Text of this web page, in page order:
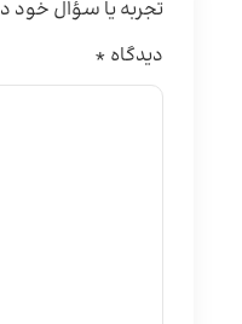
تجربه یا سؤال خود
دیدگاه *